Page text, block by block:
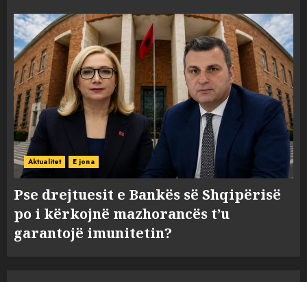
Aktualitet E jona
Pse drejtuesit e Bankës së Shqipërisë
po i kërkojnë mazhorancës t’u
garantojë imunitetin?